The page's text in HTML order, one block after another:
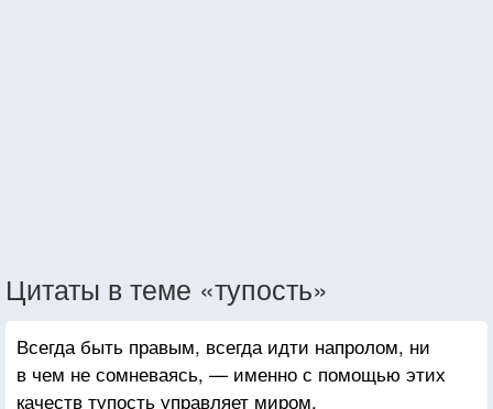
Цитаты в теме «тупость»
Всегда быть правым, всегда идти напролом, ни
в чем не сомневаясь, — именно с помощью этих
качеств тупость управляет миром.